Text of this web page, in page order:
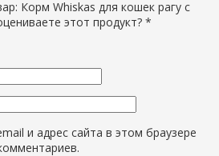
Корм Whiskas для кошек рагу с
этот продукт? *
и адрес сайта в этом браузере